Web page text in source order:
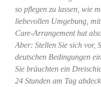
so pflegen zu lassen, wie
liebevollen Umgebung,
Care-Arrangement hat
Aber: Stellen Sie sich vor,
deutschen Bedingungen
Sie bräuchten ein
24 Stunden am Tag